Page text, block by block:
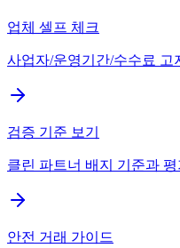
업체 셀프 체크
사업자/운영기간/수수료 고
검증 기준 보기
클린 파트너 배지 기준과 평
안전 거래 가이드